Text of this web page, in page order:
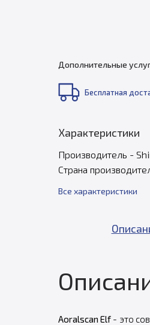
Дополнительные
Бесплатная
Характеристики
Производитель -
Страна
Все характеристики
Aoralscan Elf - это